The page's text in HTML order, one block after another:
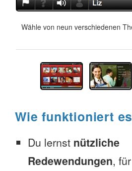
Wähle von neun verschiedenen
Wie funktioniert
Du lernst nützliche
Redewendungen, für